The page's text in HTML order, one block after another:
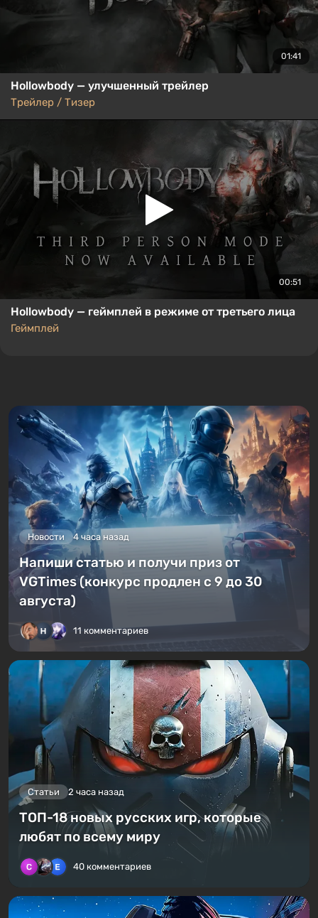
01:41
Hollowbody — улучшенный трейлер
Трейлер / Тизер
00:51
Hollowbody — геймплей в режиме от третьего лица
Геймплей
Новости 4 часа назад
Напиши статью и получи приз от
VGTimes (конкурс продлен с 9 до 30
августа)
11 комментариев
Статьи 2 часа назад
ТОП-18 новых русских игр, которые
любят по всему миру
40 комментариев